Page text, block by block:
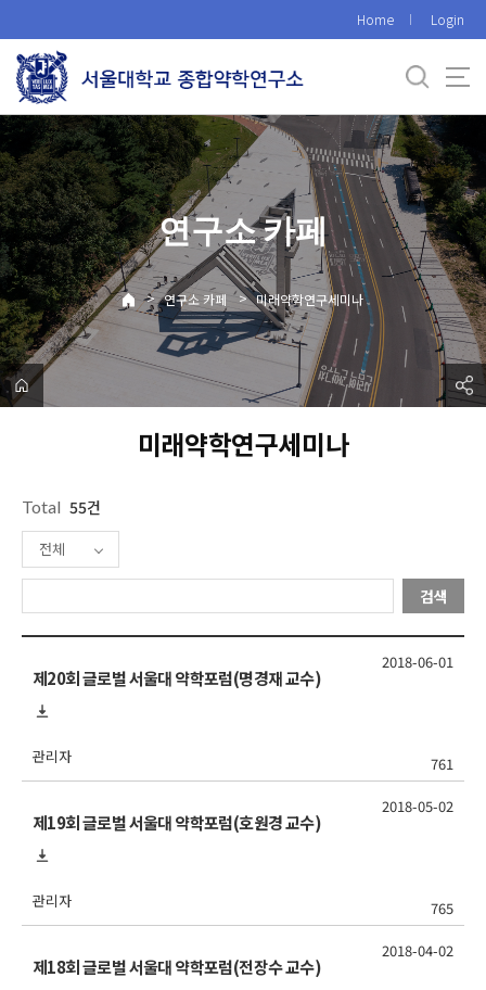
로
메
뉴
Home Login
연구소 카페
> 연구소 카페 > 미래약학연구세미나
미래약학연구세미나
Total 55건
전체
검색
제20회 글로벌 서울대 약학포럼(명경재 교수)
관리자 761
2018-06-01
제19회 글로벌 서울대 약학포럼(호원경 교수)
관리자 765
2018-05-02
제18회 글로벌 서울대 약학포럼(전장수 교수)
2018-04-02